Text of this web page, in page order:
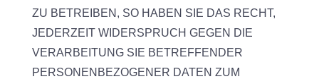
ZU BETREIBEN, SO HABEN SIE DAS RECHT,
JEDERZEIT WIDERSPRUCH GEGEN DIE
VERARBEITUNG SIE BETREFFENDER
PERSONENBEZOGENER DATEN ZUM